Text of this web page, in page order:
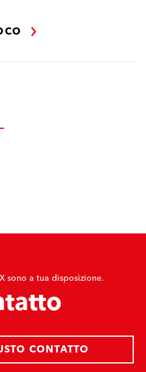
sono a tua disposizione.
CONTATTO